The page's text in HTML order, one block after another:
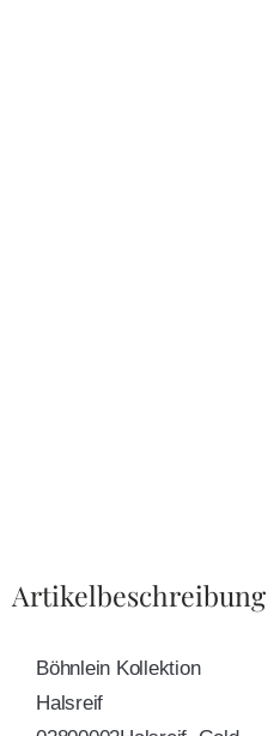
Artikelbeschreibung
Böhnlein Kollektion
Halsreif